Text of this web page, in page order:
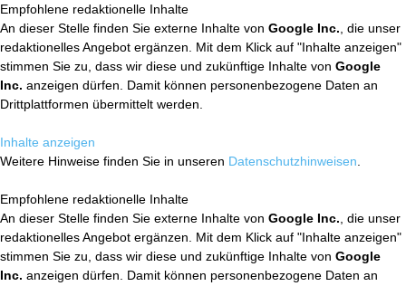
Empfohlene redaktionelle Inhalte
An dieser Stelle finden Sie externe Inhalte von Google Inc. , die unser
redaktionelles Angebot ergänzen. Mit dem Klick auf "Inhalte anzeigen"
stimmen Sie zu, dass wir diese und zukünftige Inhalte von Google
Inc. anzeigen dürfen. Damit können personenbezogene Daten an
Drittplattformen übermittelt werden.
Inhalte anzeigen
Weitere Hinweise finden Sie in unseren Datenschutzhinweisen
Empfohlene redaktionelle Inhalte
An dieser Stelle finden Sie externe Inhalte von Google Inc. , die unser
redaktionelles Angebot ergänzen. Mit dem Klick auf "Inhalte anzeigen"
stimmen Sie zu, dass wir diese und zukünftige Inhalte von Google
Inc. anzeigen dürfen. Damit können personenbezogene Daten an